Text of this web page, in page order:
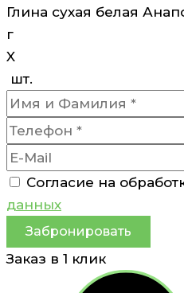
Глина сухая белая
г
X
шт.
Согласие на
данных
Забронировать
Заказ в 1 клик